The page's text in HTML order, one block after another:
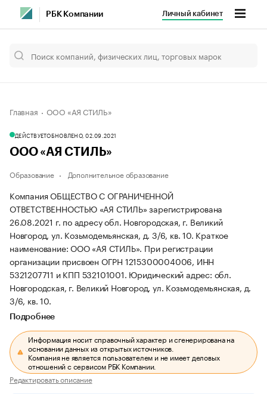
РБК Компании Личный кабинет
Главная ООО «АЯ СТИЛЬ»
ДЕЙСТВУЕТОБНОВЛЕНО, 02.09.2021
ООО «АЯ СТИЛЬ»
Образование Дополнительное образование
Компания ОБЩЕСТВО С ОГРАНИЧЕННОЙ
ОТВЕТСТВЕННОСТЬЮ «АЯ СТИЛЬ» зарегистрирована
26.08.2021 г. по адресу обл. Новгородская, г. Великий
Новгород, ул. Козьмодемьянская, д. 3/6, кв. 10. Краткое
наименование: ООО «АЯ СТИЛЬ». При регистрации
организации присвоен ОГРН 1215300004006, ИНН
5321207711 и КПП 532101001. Юридический адрес: обл.
Новгородская, г. Великий Новгород, ул. Козьмодемьянская, д.
3/6, кв. 10.
Подробнее
Информация носит справочный характер и сгенерирована на
основании данных из открытых источников.
Компания не является пользователем и не имеет деловых
отношений с сервисом РБК Компании.
Редактировать описание